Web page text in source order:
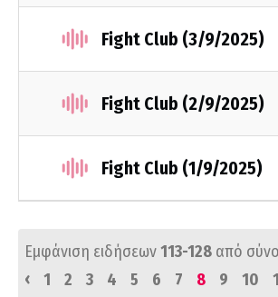
Fight Club (3/9/2025)
Fight Club (2/9/2025)
Fight Club (1/9/2025)
Εμφάνιση ειδήσεων113-128 από
‹
1 2 3 4 5 6 7 8 9 10